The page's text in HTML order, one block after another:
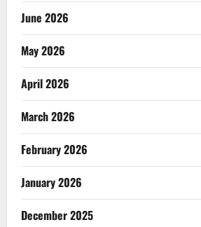
June 2026
May 2026
April 2026
March 2026
February 2026
January 2026
December 2025